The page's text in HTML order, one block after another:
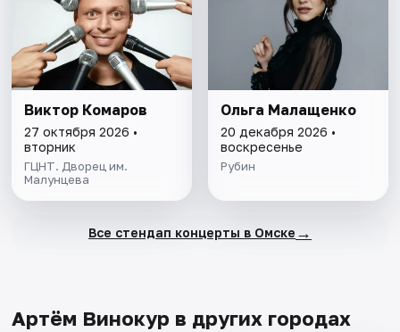
Виктор Комаров
27 октября 2026 •
вторник
ГЦНТ. Дворец им.
Малунцева
Ольга Малащенко
20 декабря 2026 •
воскресенье
Рубин
Все стендап концерты в Омске →
Артём Винокур в других городах